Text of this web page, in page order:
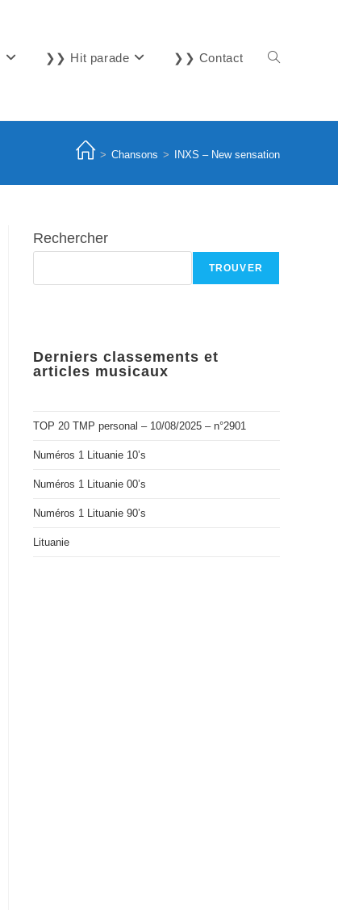
❯❯ Hit parade ❯❯ Contact Toggle
> Chansons > INXS – New sensation
Rechercher
TROUVER
Derniers classements et
articles musicaux
TOP 20 TMP personal – 10/08/2025 – n°2901
Numéros 1 Lituanie 10’s
Numéros 1 Lituanie 00’s
Numéros 1 Lituanie 90’s
Lituanie